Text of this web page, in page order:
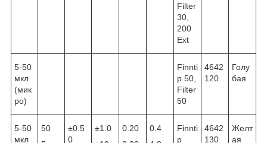
Filter
30,
200
Ext
5-50
мкл
(мик
ро)
Finnti
p 50,
Filter
50
4642
120
Голу
бая
5-50
мкл
50
±0.5
0
±1.0
0.20
0.4
Finnti
p
4642
130
Желт
ая